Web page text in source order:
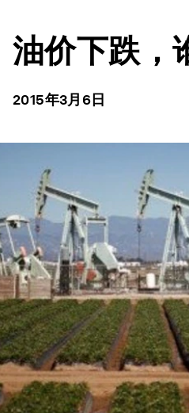
油价下跌，
2015年3月6日